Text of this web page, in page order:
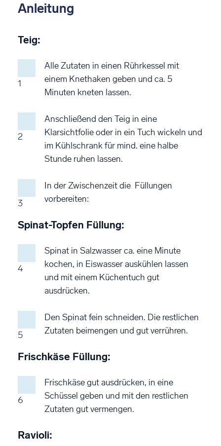
Anleitung
Teig:
1
Alle Zutaten in einen Rührkessel mit
einem Knethaken geben und ca. 5
Minuten kneten lassen.
2
Anschließend den Teig in eine
Klarsichtfolie oder in ein Tuch wickeln und
im Kühlschrank für mind. eine halbe
Stunde ruhen lassen.
3
In der Zwischenzeit die Füllungen
vorbereiten:
Spinat-Topfen Füllung:
4
Spinat in Salzwasser ca. eine Minute
kochen, in Eiswasser auskühlen lassen
und mit einem Küchentuch gut
ausdrücken.
5
Den Spinat fein schneiden. Die restlichen
Zutaten beimengen und gut verrühren.
Frischkäse Füllung:
6
Frischkäse gut ausdrücken, in eine
Schüssel geben und mit den restlichen
Zutaten gut vermengen.
Ravioli: